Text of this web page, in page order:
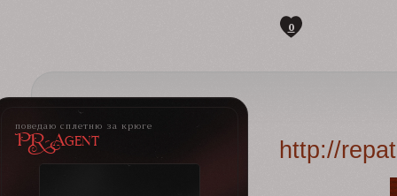
0
поведаю сплетню за крюге
PR-Agent http://